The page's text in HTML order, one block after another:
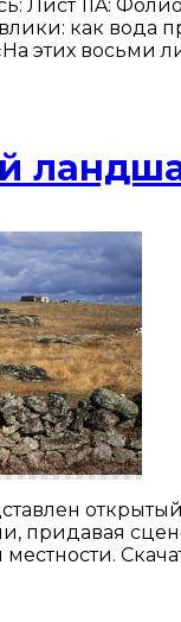
Лист 11A: Фолио
как вода
этих восьми
придавая